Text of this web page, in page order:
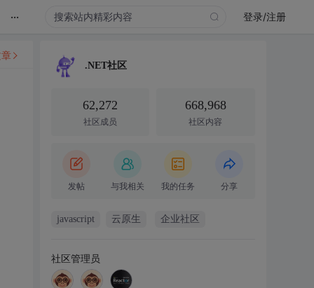
... 登录/注册
.NET社区
62,272
社区成员
668,968
社区内容
发帖 与我相关 我的任务 分享
javascript 云原生 企业社区
社区管理员